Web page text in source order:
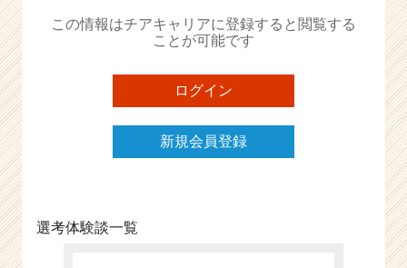
ら
ス
ト
が
届
く
この情報はチアキャリアに登録すると閲覧する
ことが可能です
ログイン
新規会員登録
選考体験談一覧